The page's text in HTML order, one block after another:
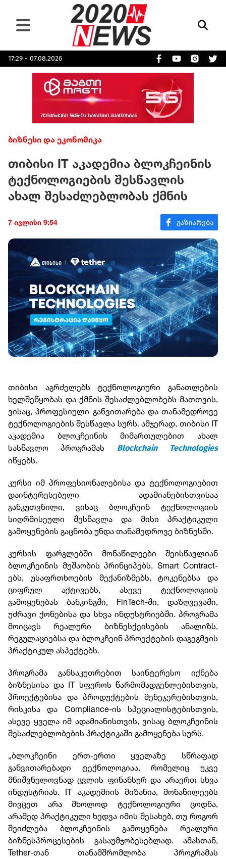
17:29 - 07.08.2026
ბიზნესი და ეკონომიკა
თიბისი IT აკადემია ბლოკჩეინის
ტექნოლოგიების შესწავლის
ახალ შესაძლებლობას ქმნის
7 ივლისი 9:54
თიბისი აგრძელებს ტექნოლოგიური განათლების
ხელშეწყობას და ქმნის შესაძლებლობებს მათთვის,
ვისაც, პროფესიული განვითარება და თანამედროვე
ტექნოლოგიების შესწავლა სურს. ამჯერად, თიბისი IT
აკადემია ბლოკჩეინის მიმართულებით ახალ
სასწავლო პროგრამას Blockchain Technologies
იწყებს.
კურსი იმ პროფესიონალებისა და ტექნოლოგიებით
დაინტერესებული ადამიანებისთვისაა
განკუთვნილი, ვისაც ბლოკჩეინ ტექნოლოგიის
სიღრმისეული შესწავლა და მისი პრაქტიკული
გამოყენების გაცნობა უნდა თანამედროვე ბიზნესში.
კურსის ფარგლებში მონაწილეები შეისწავლიან
ბლოკჩეინის მუშაობის პრინციპებს, Smart Contract-
ებს, უსაფრთხოების მექანიზმებს, ტოკენებსა და
ციფრულ აქტივებს, ასევე ტექნოლოგიის
გამოყენებას ბანკინგში, FinTech-ში, დაზღვევაში,
უძრავი ქონებისა და სხვა ინდუსტრიებში. პროგრამა
მოიცავს რეალური ბიზნესქეისების ანალიზს,
რეგულაციებსა და ბლოკჩეინ პროექტების დაგეგმვის
პრაქტიკულ ასპექტებს.
პროგრამა განსაკუთრებით საინტერესო იქნება
ბიზნესისა და IT სფეროს წარმომადგენლებისთვის,
პროექტებისა და პროდუქტების მენეჯერებისთვის,
რისკისა და Compliance-ის სპეციალისტებისთვის,
ასევე ყველა იმ ადამიანისთვის, ვისაც ბლოკჩეინის
შესაძლებლობების პრაქტიკაში გამოყენება სურს.
„ბლოკჩეინი ერთ-ერთი ყველაზე სწრაფად
განვითარებადი ტექნოლოგიაა, რომელიც უკვე
მნიშვნელოვნად ცვლის ფინანსურ და არაერთ სხვა
ინდუსტრიას. IT აკადემიის მიზანია, მონაწილეებს
მივცეთ არა მხოლოდ ტექნოლოგიური ცოდნა,
არამედ პრაქტიკული ხედვა იმის შესახებ, თუ როგორ
შეიძლება ბლოკჩეინის გამოყენება რეალური
ბიზნესპროცესების გასაუმჯობესებლად. ამასთან,
Tether-თან თანამშრომლობა პროგრამას